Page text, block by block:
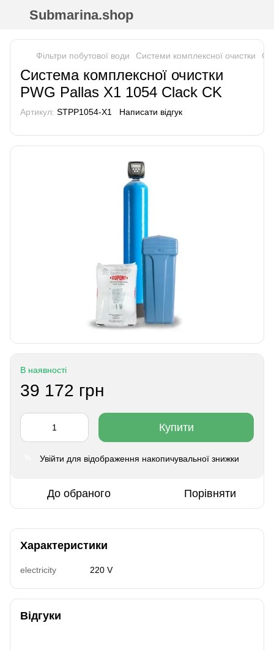
Submarina.shop
Фільтри побутової води Системи комплексної очистки
Система комплексної очистки
PWG Pallas X1 1054 Clack CK
Артикул: STPP1054-X1 Написати відгук
В наявності
39 172 грн
Купити
Увійти для відображення накопичувальної знижки
До обраного Порівняти
Характеристики
electricity 220 V
Відгуки